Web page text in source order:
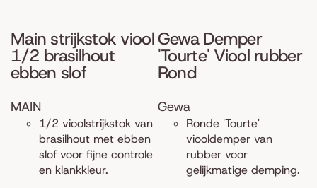
Main strijkstok viool
1/2 brasilhout
ebben slof
MAIN
1/2 vioolstrijkstok van
brasilhout met ebben
slof voor fijne controle
en klankkleur.
Gewa Demper
'Tourte' Viool rubber
Rond
Gewa
Ronde 'Tourte'
viooldemper van
rubber voor
gelijkmatige demping.